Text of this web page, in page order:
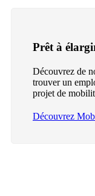
Prêt à
Découvrez de
trouver un
projet de
Découvrez